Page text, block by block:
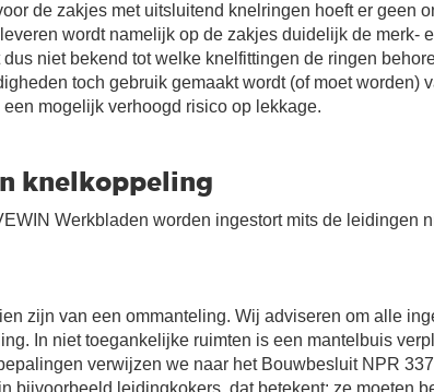
de zakjes met uitsluitend knelringen hoeft er geen
wordt namelijk op de zakjes duidelijk de merk-
niet bekend tot welke knelfittingen de ringen
toch gebruik gemaakt wordt (of moet worden)
mogelijk verhoogd risico op lekkage.
knelkoppeling
Werkbladen worden ingestort mits de leidingen
zijn van een ommanteling. Wij adviseren om alle
In niet toegankelijke ruimten is een mantelbuis
verwijzen we naar het Bouwbesluit NPR